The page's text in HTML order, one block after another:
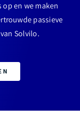
en we maken
passieve
Solvilo.